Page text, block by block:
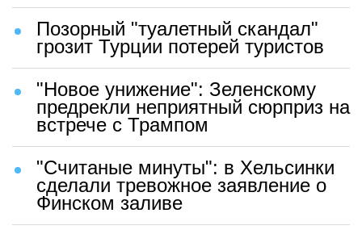
Позорный "туалетный скандал"
грозит Турции потерей туристов
"Новое унижение": Зеленскому
предрекли неприятный сюрприз на
встрече с Трампом
"Считаные минуты": в Хельсинки
сделали тревожное заявление о
Финском заливе